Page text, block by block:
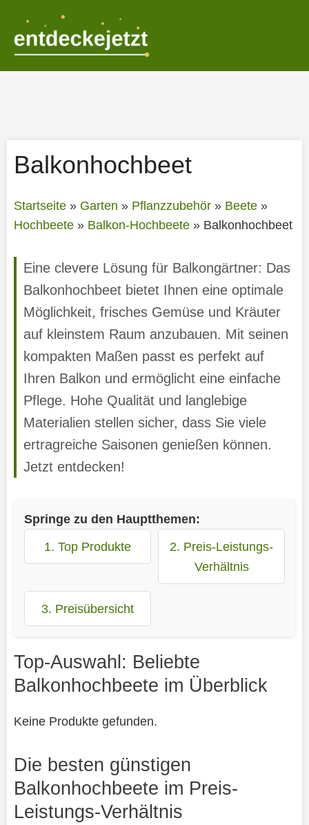
springen
Balkonhochbeet
Startseite» Garten » Pflanzzubehör» Beete»
Hochbeete» Balkon-Hochbeete» Balkonhochbeet
Eine clevere Lösung für Balkongärtner: Das
Balkonhochbeet bietet Ihnen eine optimale
Möglichkeit, frisches Gemüse und Kräuter
auf kleinstem Raum anzubauen. Mit seinen
kompakten Maßen passt es perfekt auf
Ihren Balkon und ermöglicht eine einfache
Pflege. Hohe Qualität und langlebige
Materialien stellen sicher, dass Sie viele
ertragreiche Saisonen genießen können.
Jetzt entdecken!
Springe zu den Hauptthemen:
1. Top Produkte
2. Preis-Leistungs-
Verhältnis
3. Preisübersicht
Top-Auswahl: Beliebte
Balkonhochbeete im Überblick
Keine Produkte gefunden.
Die besten günstigen
Balkonhochbeete im Preis-
Leistungs-Verhältnis